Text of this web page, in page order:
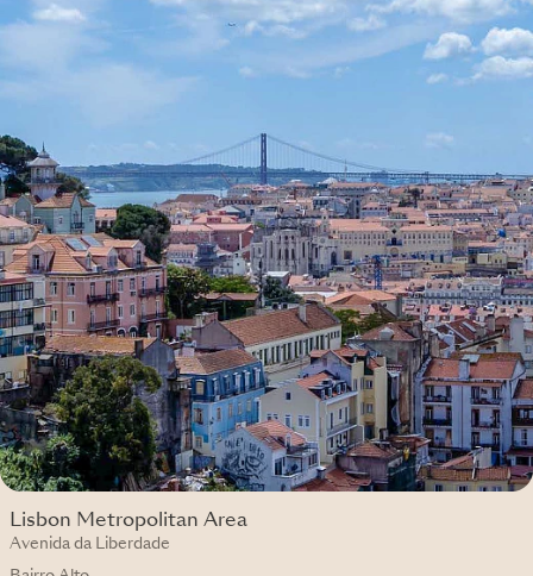
Lisbon Metropolitan Area
Avenida da Liberdade